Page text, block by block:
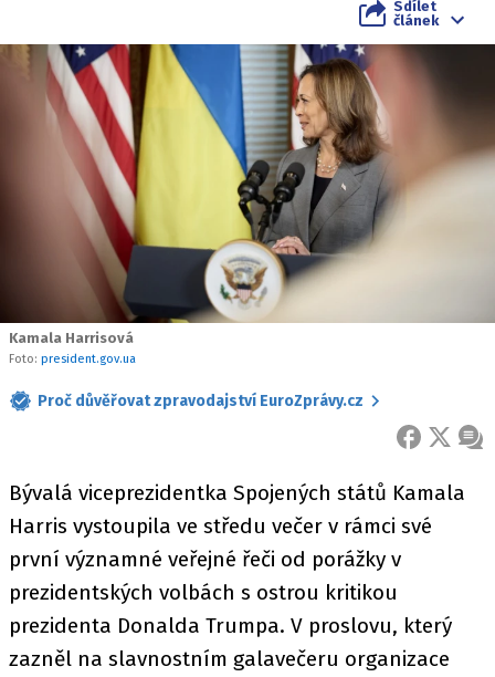
Sdílet
článek
Kamala Harrisová
Foto: president.gov.ua
Proč důvěřovat zpravodajství EuroZprávy.cz
FACEBOOK
X
Bývalá viceprezidentka Spojených států Kamala
Harris vystoupila ve středu večer v rámci své
první významné veřejné řeči od porážky v
prezidentských volbách s ostrou kritikou
prezidenta Donalda Trumpa. V proslovu, který
zazněl na slavnostním galavečeru organizace